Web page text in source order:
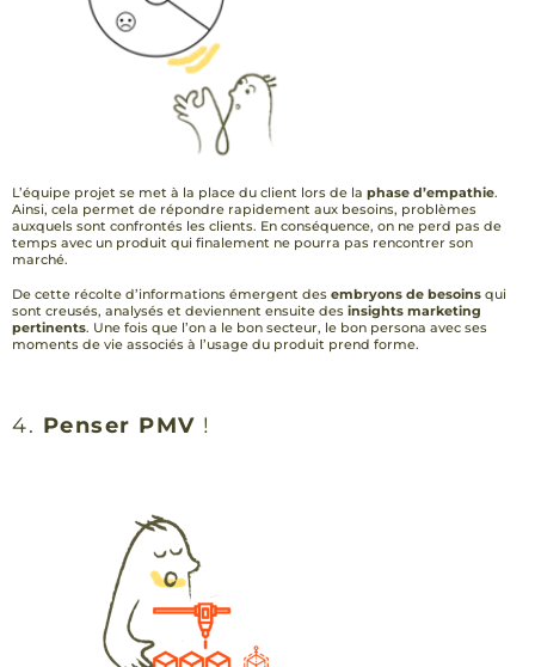
L’équipe projet se met à la place du client lors de la phase d’empathie.
Ainsi, cela permet de répondre rapidement aux besoins, problèmes
auxquels sont confrontés les clients. En conséquence, on ne perd pas de
temps avec un produit qui finalement ne pourra pas rencontrer son
marché.
De cette récolte d’informations émergent des embryons de besoins qui
sont creusés, analysés et deviennent ensuite des insights marketing
pertinents. Une fois que l’on a le bon secteur, le bon persona avec ses
moments de vie associés à l’usage du produit prend forme.
4. Penser PMV !